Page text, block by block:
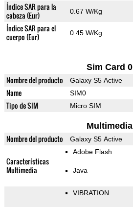
Índice SAR para la
cabeza (Eur)
0.67 W/Kg
Índice SAR para el
cuerpo (Eur)
0.45 W/Kg
Sim Card 0
Nombre del producto Galaxy S5 Active
Name SIM0
Tipo de SIM Micro SIM
Multimedia
Nombre del producto Galaxy S5 Active
Características
Multimedia
Adobe Flash
Java
VIBRATION